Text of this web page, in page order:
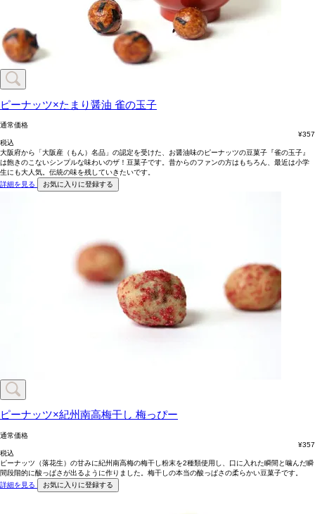
ピーナッツ×たまり醤油 雀の玉子
通常価格
¥357
税込
大阪府から「大阪産（もん）名品」の認定を受けた、お醤油味のピーナッツの豆菓子『雀の玉子』
は飽きのこないシンプルな味わいのザ！豆菓子です。昔からのファンの方はもちろん、最近は小学
生にも大人気。伝統の味を残していきたいです。
詳細を見る
お気に入りに登録する
ピーナッツ×紀州南高梅干し 梅っぴー
通常価格
¥357
税込
ピーナッツ（落花生）の甘みに紀州南高梅の梅干し粉末を2種類使用し、口に入れた瞬間と噛んだ瞬
間段階的に酸っぱさが出るように作りました。梅干しの本当の酸っぱさの柔らかい豆菓子です。
詳細を見る
お気に入りに登録する